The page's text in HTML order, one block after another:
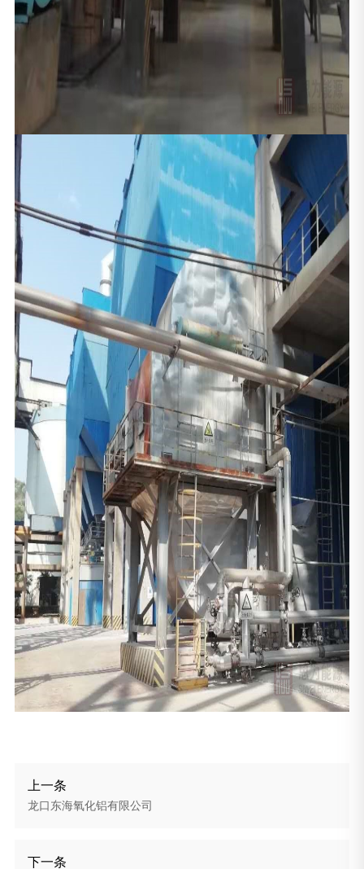
上一条
​龙口东海氧化铝有限公司
下一条